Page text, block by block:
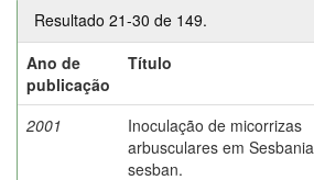
Resultado 21-30 de 149.
Ano de
publicação
Título
2001
Inoculação de micorrizas
arbusculares em Sesbania
sesban.